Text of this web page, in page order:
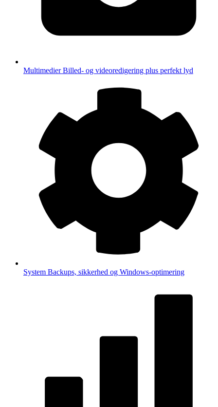
MultimedierBilled- og videoredigering plus perfekt lyd
System Backups, sikkerhed og Windows-optimering